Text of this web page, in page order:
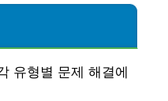
유형별 문제 해결에